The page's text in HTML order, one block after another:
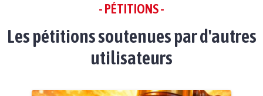
- PÉTITIONS -
Les pétitions soutenues par d'autres
utilisateurs